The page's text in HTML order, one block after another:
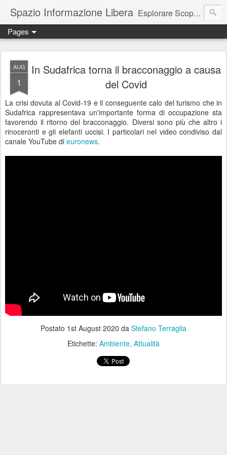
Spazio Informazione Libera Esplorare Scoprire Creare
Escursioni, viaggi, arte, tecnologia, attualità
Pages
AUG
1
In Sudafrica torna il bracconaggio a causa
del Covid
La crisi dovuta al Covid-19 e il conseguente calo del turismo che in
Sudafrica rappresentava un'importante forma di occupazione sta
favorendo il ritorno del bracconaggio. Diversi sono più che altro i
rinoceronti e gli elefanti uccisi. I particolari nel video condiviso dal
canale YouTube di euronews.
Postato 1st August 2020 da Stefano Terraglia
Etichette: Ambiente Attualità